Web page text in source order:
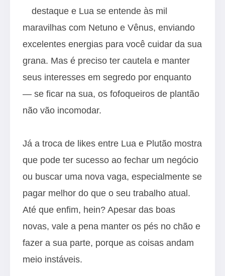
destaque e Lua se entende às mil
maravilhas com Netuno e Vênus, enviando
excelentes energias para você cuidar da sua
grana. Mas é preciso ter cautela e manter
seus interesses em segredo por enquanto
— se ficar na sua, os fofoqueiros de plantão
não vão incomodar.
Já a troca de likes entre Lua e Plutão mostra
que pode ter sucesso ao fechar um negócio
ou buscar uma nova vaga, especialmente se
pagar melhor do que o seu trabalho atual.
Até que enfim, hein? Apesar das boas
novas, vale a pena manter os pés no chão e
fazer a sua parte, porque as coisas andam
meio instáveis.